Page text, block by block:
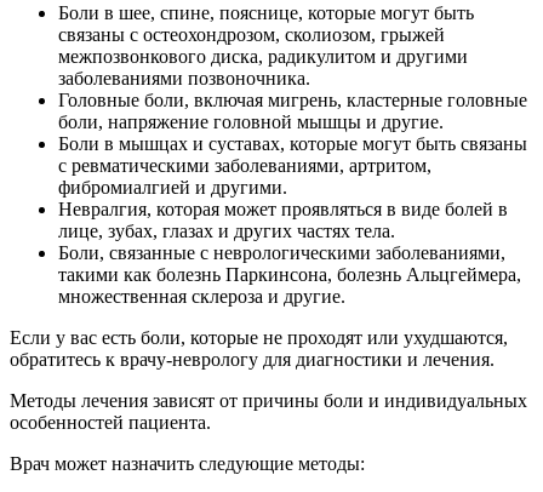
Боли в шее, спине, пояснице, которые могут быть
связаны с остеохондрозом, сколиозом, грыжей
межпозвонкового диска, радикулитом и другими
заболеваниями позвоночника.
Головные боли, включая мигрень, кластерные головные
боли, напряжение головной мышцы и другие.
Боли в мышцах и суставах, которые могут быть связаны
с ревматическими заболеваниями, артритом,
фибромиалгией и другими.
Невралгия, которая может проявляться в виде болей в
лице, зубах, глазах и других частях тела.
Боли, связанные с неврологическими заболеваниями,
такими как болезнь Паркинсона, болезнь Альцгеймера,
множественная склероза и другие.
Если у вас есть боли, которые не проходят или ухудшаются,
обратитесь к врачу-неврологу для диагностики и лечения.
Методы лечения зависят от причины боли и индивидуальных
особенностей пациента.
Врач может назначить следующие методы: